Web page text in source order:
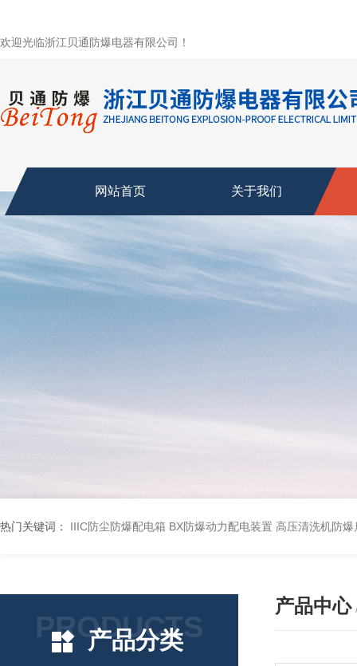
欢迎光临浙江贝通防爆电器有限公司！
网站首页 关于我们
热门关键词： IIIC防尘防爆配电箱 BX防爆动力配电装置 高压清洗机防爆
PRODUCTS
产品分类
产品中心